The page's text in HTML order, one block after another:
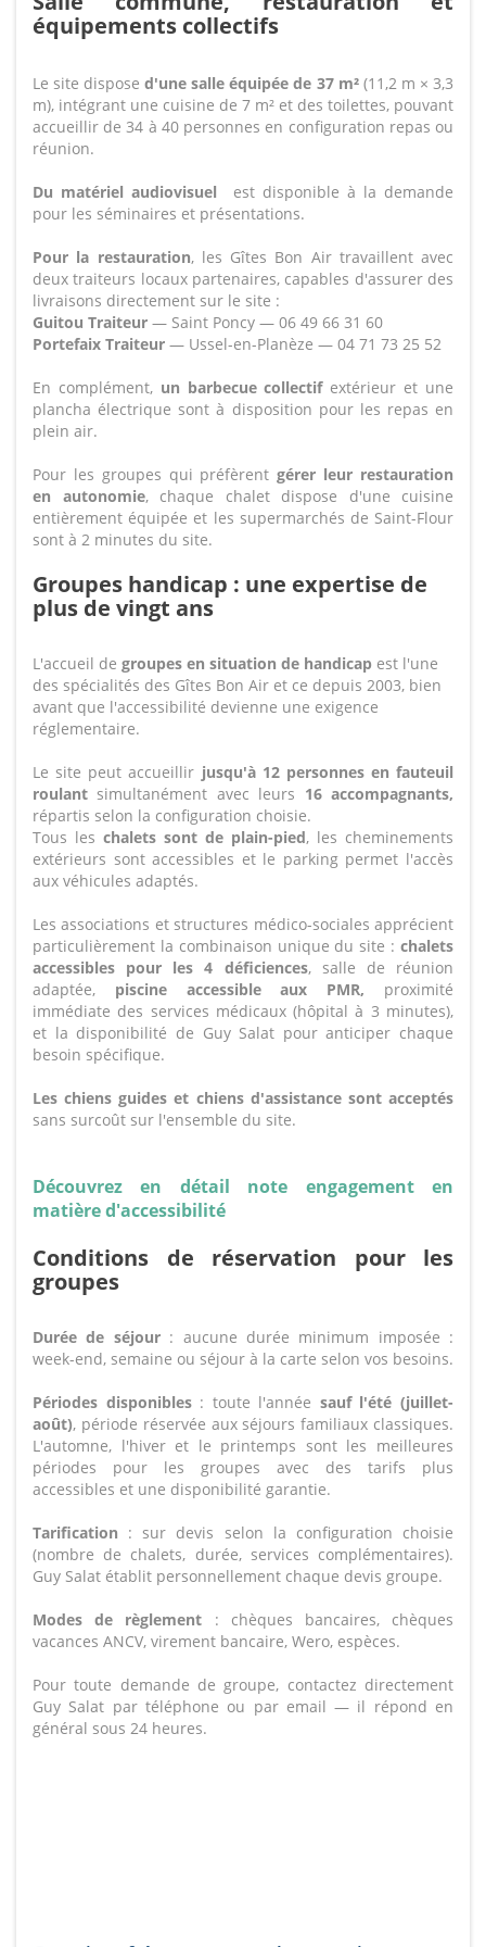
équipements collectifs
Le site disposed'une salle équipée de 37 m²(11,2 m × 3,3
m), intégrant une cuisine de 7 m² et des toilettes, pouvant
accueillir de 34 à 40 personnes en configuration repas ou
réunion.
Du matériel audiovisuel est disponible à la demande
pour les séminaires et présentations.
Pour la restauration, les Gîtes Bon Air travaillent avec
deux traiteurs locaux partenaires, capables d'assurer des
livraisons directement sur le site :
Guitou Traiteur — Saint Poncy — 06 49 66 31 60
Portefaix Traiteur — Ussel-en-Planèze — 04 71 73 25 52
En complément, un barbecue collectifextérieur et une
plancha électrique sont à disposition pour les repas en
plein air.
Pour les groupes qui préfèrentgérer leur restauration
en autonomie, chaque chalet dispose d'une cuisine
entièrement équipée et les supermarchés de Saint-Flour
sont à 2 minutes du site.
Groupes handicap : une expertise de
plus de vingt ans
L'accueil de groupes en situation de handicap est l'une
des spécialités des Gîtes Bon Air et ce depuis 2003, bien
avant que l'accessibilité devienne une exigence
réglementaire.
Le site peut accueillir jusqu'à 12 personnes en fauteuil
roulant simultanément avec leurs 16 accompagnants,
répartis selon la configuration choisie.
Tous les chalets sont de plain-pied, les cheminements
extérieurs sont accessibles et le parking permet l'accès
aux véhicules adaptés.
Les associations et structures médico-sociales apprécient
particulièrement la combinaison unique du site : chalets
accessibles pour les 4 déficiences, salle de réunion
adaptée, piscine accessible aux PMR, proximité
immédiate des services médicaux (hôpital à 3 minutes),
et la disponibilité de Guy Salat pour anticiper chaque
besoin spécifique.
Les chiens guides et chiens d'assistance sont acceptés
sans surcoût sur l'ensemble du site.
Découvrez en détail note engagement en
matière d'accessibilité
Conditions de réservation pour les
groupes
Durée de séjour: aucune durée minimum imposée :
week-end, semaine ou séjour à la carte selon vos besoins.
Périodes disponibles: toute l'année sauf l'été (juillet-
août), période réservée aux séjours familiaux classiques.
L'automne, l'hiver et le printemps sont les meilleures
périodes pour les groupes avec des tarifs plus
accessibles et une disponibilité garantie.
Tarification : sur devis selon la configuration choisie
(nombre de chalets, durée, services complémentaires).
Guy Salat établit personnellement chaque devis groupe.
Modes de règlement : chèques bancaires, chèques
vacances ANCV, virement bancaire, Wero, espèces.
Pour toute demande de groupe, contactez directement
Guy Salat par téléphone ou par email — il répond en
général sous 24 heures.